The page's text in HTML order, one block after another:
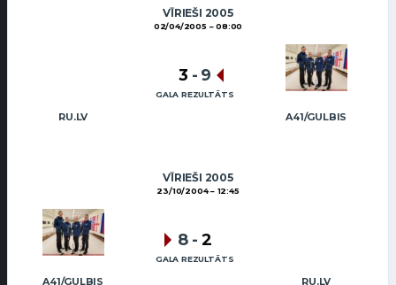
VĪRIEŠI 2005
02/04/2005 08:00
RU.LV A41/GULBIS
3 - 9
GALA REZULTĀTS
VĪRIEŠI 2005
23/10/2004 12:45
A41/GULBIS RU.LV
8 - 2
GALA REZULTĀTS